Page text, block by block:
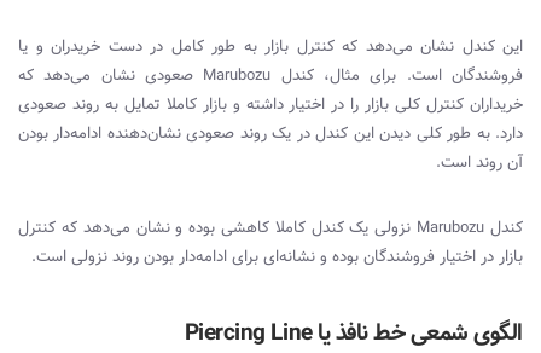
این کندل نشان می‌دهد که کنترل بازار به طور کامل در دست خریدران و یا
فروشندگان است. برای مثال، کندل Marubozu صعودی نشان می‌دهد که
خریداران کنترل کلی بازار را در اختیار داشته و بازار کاملا تمایل به روند صعودی
دارد. به طور کلی دیدن این کندل در یک روند صعودی نشان‌دهنده ادامه‌دار بودن
آن روند است.
کندل Marubozu نزولی یک کندل کاملا کاهشی بوده و نشان می‌دهد که کنترل
بازار در اختیار فروشندگان بوده و نشانه‌ای برای ادامه‌دار بودن روند نزولی است.
الگوی شمعی خط نافذ یاPiercing Line